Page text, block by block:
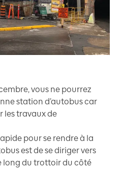
vous ne pourrez
station d’autobus car
les travaux de
pour se rendre à la
est de se diriger vers
long du trottoir du côté